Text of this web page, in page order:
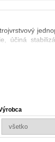
účiná
30 min.